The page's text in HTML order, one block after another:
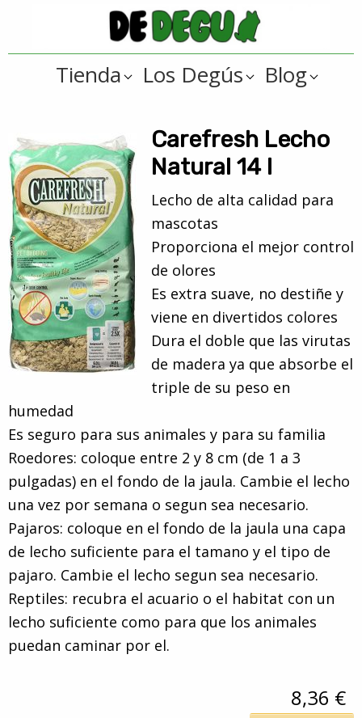
la
navegación
contenido
principal
De
Tienda
online
y
regalos
??
para
degús
??
Tienda Los Degús Blog
Carefresh Lecho
Natural 14 l
Lecho de alta calidad para
mascotas
Proporciona el mejor control
de olores
Es extra suave, no destiñe y
viene en divertidos colores
Dura el doble que las virutas
de madera ya que absorbe el
triple de su peso en
humedad
Es seguro para sus animales y para su familia
Roedores: coloque entre 2 y 8 cm (de 1 a 3
pulgadas) en el fondo de la jaula. Cambie el lecho
una vez por semana o segun sea necesario.
Pajaros: coloque en el fondo de la jaula una capa
de lecho suficiente para el tamano y el tipo de
pajaro. Cambie el lecho segun sea necesario.
Reptiles: recubra el acuario o el habitat con un
lecho suficiente como para que los animales
puedan caminar por el.
8,36 €